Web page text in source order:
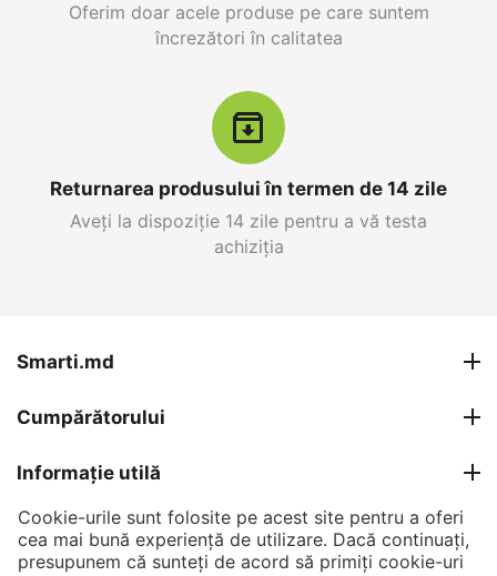
în stoc
26 999MDL
30 799 MDL -12%
19%
Oferim doar acele produse pe care suntem
încrezători în calitatea
Returnarea produsului în termen de 14 zile
Aveți la dispoziție 14 zile pentru a vă testa
achiziția
Smarti.md
Cumpărătorului
Informație utilă
Contul meu
Cookie-urile sunt folosite pe acest site pentru a oferi
cea mai bună experiență de utilizare. Dacă continuați,
presupunem că sunteți de acord să primiți cookie-uri